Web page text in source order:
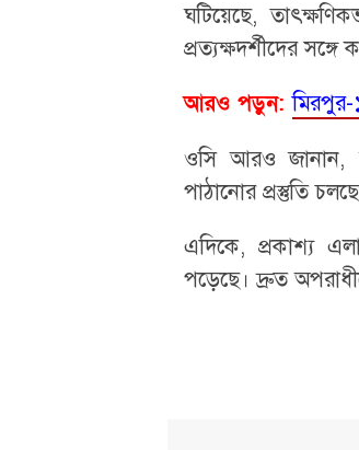
ঘটিয়েছে,
প্রত্যক্ষদর্শীদের সঙ্গে
আরও পড়ুন: মিরপুর-
ওসি আরও জানান,
পাঠানোর প্রস্তুতি
এদিকে, প্রকাশ্য
পড়েছে। দ্রুত